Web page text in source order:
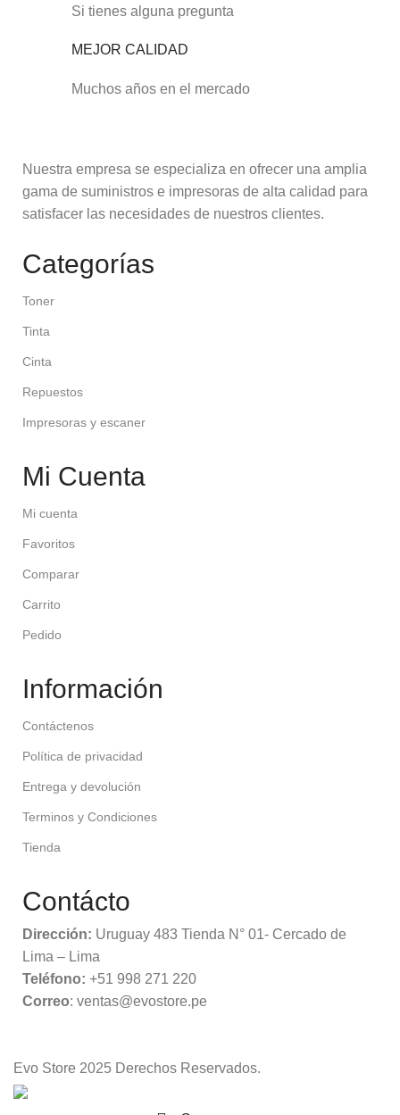
Si tienes alguna pregunta
MEJOR CALIDAD
Muchos años en el mercado
Nuestra empresa se especializa en ofrecer una amplia
gama de suministros e impresoras de alta calidad para
satisfacer las necesidades de nuestros clientes.
Categorías
Toner
Tinta
Cinta
Repuestos
Impresoras y escaner
Mi Cuenta
Mi cuenta
Favoritos
Comparar
Carrito
Pedido
Información
Contáctenos
Política de privacidad
Entrega y devolución
Terminos y Condiciones
Tienda
Contácto
Dirección: Uruguay 483 Tienda N° 01- Cercado de
Lima – Lima
Teléfono: +51 998 271 220
Correo: ventas@evostore.pe
Evo Store 2025 Derechos Reservados.